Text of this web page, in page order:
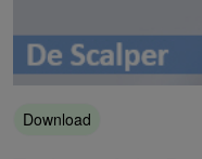
Download